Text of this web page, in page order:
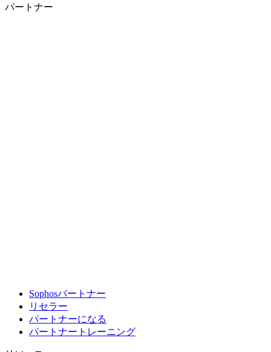
パートナー
Sophosパートナー
リセラー
パートナーになる
パートナートレーニング